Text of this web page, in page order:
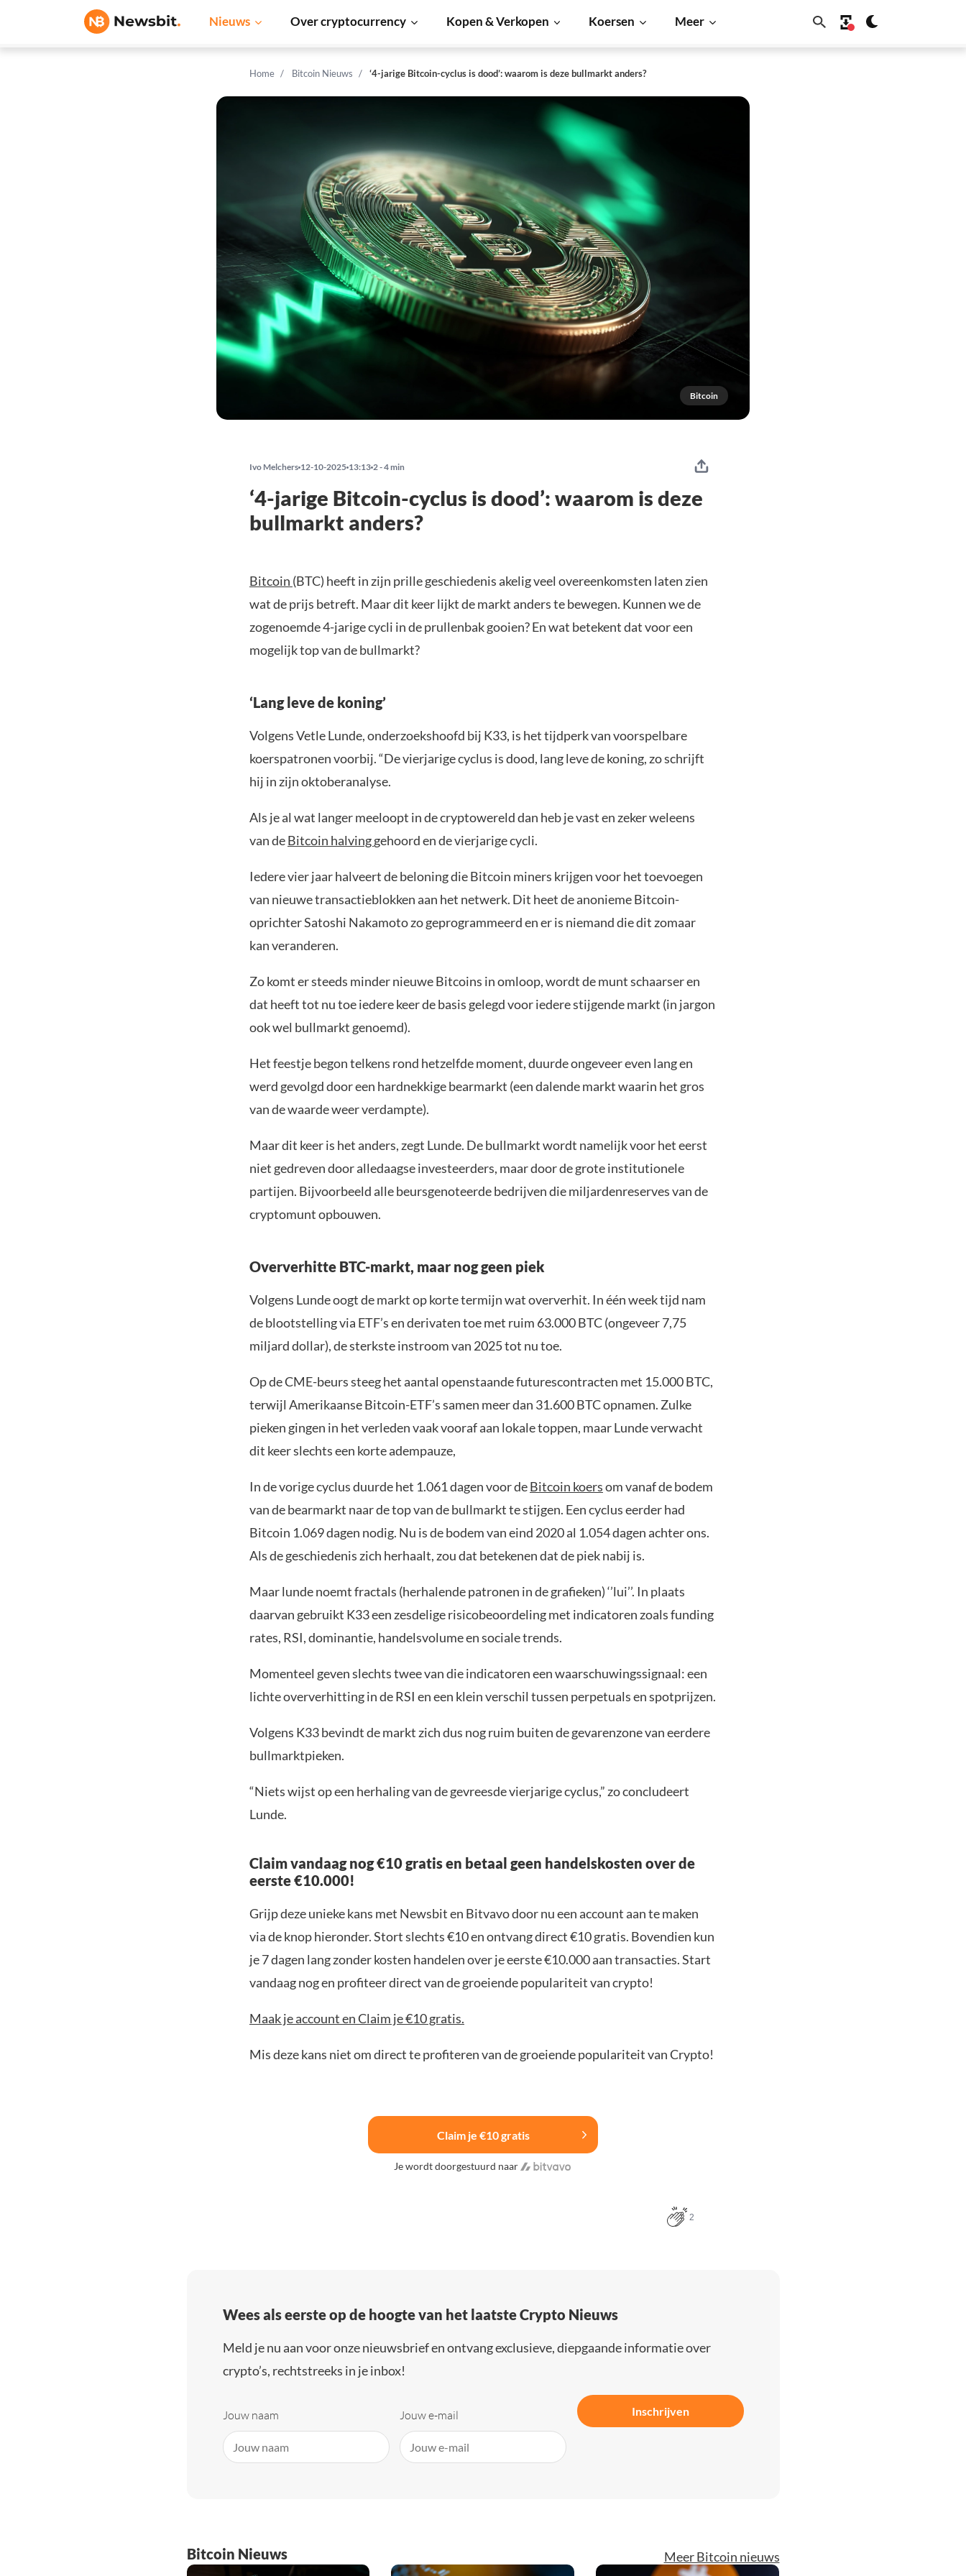
Nieuws Over cryptocurrency Kopen & Verkopen Koersen Meer
Home Bitcoin Nieuws ‘4-jarige Bitcoin-cyclus is dood’: waarom is deze bullmarkt anders?
Bitcoin
Ivo Melchers 12-10-2025 13:13 2 - 4 min
‘4-jarige Bitcoin-cyclus is dood’: waarom is deze
bullmarkt anders?
Bitcoin (BTC) heeft in zijn prille geschiedenis akelig veel overeenkomsten laten zien
wat de prijs betreft. Maar dit keer lijkt de markt anders te bewegen. Kunnen we de
zogenoemde 4-jarige cycli in de prullenbak gooien? En wat betekent dat voor een
mogelijk top van de bullmarkt?
‘Lang leve de koning’
Volgens Vetle Lunde, onderzoekshoofd bij K33, is het tijdperk van voorspelbare
koerspatronen voorbij. “De vierjarige cyclus is dood, lang leve de koning, zo schrijft
hij in zijn oktoberanalyse.
Als je al wat langer meeloopt in de cryptowereld dan heb je vast en zeker weleens
van deBitcoin halvinggehoord en de vierjarige cycli.
Iedere vier jaar halveert de beloning die Bitcoin miners krijgen voor het toevoegen
van nieuwe transactieblokken aan het netwerk. Dit heet de anonieme Bitcoin-
oprichter Satoshi Nakamoto zo geprogrammeerd en er is niemand die dit zomaar
kan veranderen.
Zo komt er steeds minder nieuwe Bitcoins in omloop, wordt de munt schaarser en
dat heeft tot nu toe iedere keer de basis gelegd voor iedere stijgende markt (in jargon
ook wel bullmarkt genoemd).
Het feestje begon telkens rond hetzelfde moment, duurde ongeveer even lang en
werd gevolgd door een hardnekkige bearmarkt (een dalende markt waarin het gros
van de waarde weer verdampte).
Maar dit keer is het anders, zegt Lunde. De bullmarkt wordt namelijk voor het eerst
niet gedreven door alledaagse investeerders, maar door de grote institutionele
partijen. Bijvoorbeeld alle beursgenoteerde bedrijven die miljardenreserves van de
cryptomunt opbouwen.
Oververhitte BTC-markt, maar nog geen piek
Volgens Lunde oogt de markt op korte termijn wat oververhit. In één week tijd nam
de blootstelling via ETF’s en derivaten toe met ruim 63.000 BTC (ongeveer 7,75
miljard dollar), de sterkste instroom van 2025 tot nu toe.
Op de CME-beurs steeg het aantal openstaande futurescontracten met 15.000 BTC,
terwijl Amerikaanse Bitcoin-ETF’s samen meer dan 31.600 BTC opnamen. Zulke
pieken gingen in het verleden vaak vooraf aan lokale toppen, maar Lunde verwacht
dit keer slechts een korte adempauze,
In de vorige cyclus duurde het 1.061 dagen voor deBitcoin koersom vanaf de bodem
van de bearmarkt naar de top van de bullmarkt te stijgen. Een cyclus eerder had
Bitcoin 1.069 dagen nodig. Nu is de bodem van eind 2020 al 1.054 dagen achter ons.
Als de geschiedenis zich herhaalt, zou dat betekenen dat de piek nabij is.
Maar lunde noemt fractals (herhalende patronen in de grafieken) ‘’lui’’. In plaats
daarvan gebruikt K33 een zesdelige risicobeoordeling met indicatoren zoals funding
rates, RSI, dominantie, handelsvolume en sociale trends.
Momenteel geven slechts twee van die indicatoren een waarschuwingssignaal: een
lichte oververhitting in de RSI en een klein verschil tussen perpetuals en spotprijzen.
Volgens K33 bevindt de markt zich dus nog ruim buiten de gevarenzone van eerdere
bullmarktpieken.
“Niets wijst op een herhaling van de gevreesde vierjarige cyclus,” zo concludeert
Lunde.
Claim vandaag nog €10 gratis en betaal geen handelskosten over de
eerste €10.000!
Grijp deze unieke kans met Newsbit en Bitvavo door nu een account aan te maken
via de knop hieronder. Stort slechts €10 en ontvang direct €10 gratis. Bovendien kun
je 7 dagen lang zonder kosten handelen over je eerste €10.000 aan transacties. Start
vandaag nog en profiteer direct van de groeiende populariteit van crypto!
Maak je account en Claim je €10 gratis.
Mis deze kans niet om direct te profiteren van de groeiende populariteit van Crypto!
Claim je €10 gratis
Je wordt doorgestuurd naar
2
Wees als eerste op de hoogte van het laatste Crypto Nieuws
Meld je nu aan voor onze nieuwsbrief en ontvang exclusieve, diepgaande informatie over
crypto’s, rechtstreeks in je inbox!
Jouw naam Jouw e-mail Inschrijven
Bitcoin Nieuws Meer Bitcoin nieuws